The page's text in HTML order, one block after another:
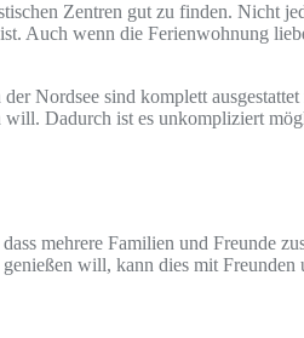
Zentren gut zu finden. Nicht
Auch wenn die Ferienwohnung
Nordsee sind komplett
Dadurch ist es unkompliziert
mehrere Familien und Freunde
will, kann dies mit